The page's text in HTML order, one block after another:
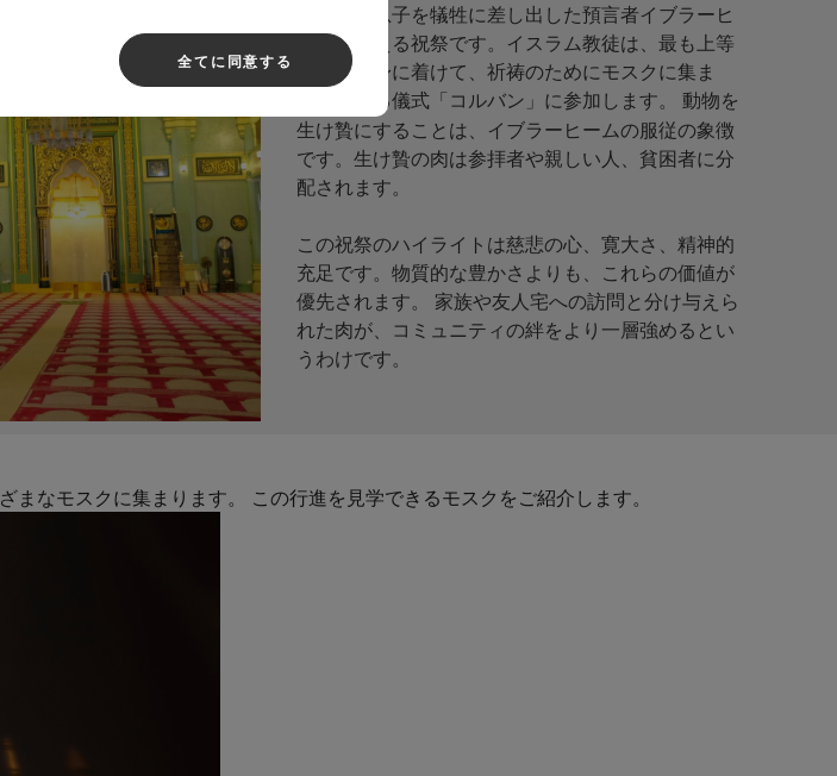
ことなく息子を犠牲に差し出した預言者イブラーヒ
ームを称える祝祭です。イスラム教徒は、最も上等
な衣服を身に着けて、祈祷のためにモスクに集ま
り、聖なる儀式「コルバン」 に参加します。 動物を
生け贄にすることは、イブラーヒームの服従の象徴
です。生け贄の肉は参拝者や親しい人、貧困者に分
配されます。
この祝祭のハイライトは慈悲の心、寛大さ、精神的
充足です。物質的な豊かさよりも、これらの価値が
優先されます。 家族や友人宅への訪問と分け与えら
れた肉が、コミュニティの絆をより一層強めるとい
うわけです。
なモスクに集まります。 この行進を見学できるモスクをご紹介します。
全てに同意する